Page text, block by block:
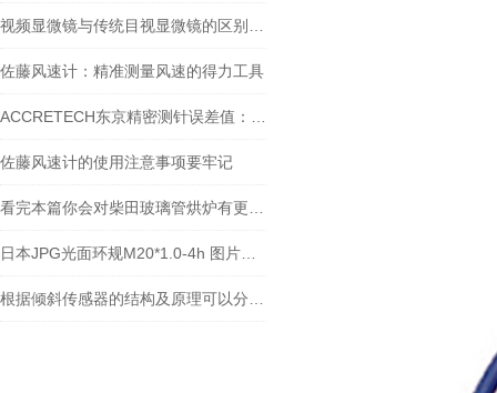
佐藤风速计：精准测量风速的得力工具
佐藤风速计的使用注意事项要牢记